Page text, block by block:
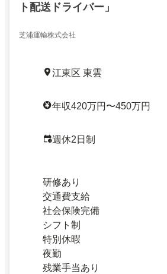
ト配送ドライバー」
芝浦運輸株式会社
江東区 東雲
年収420万円〜450万円
週休2日制
研修あり
交通費支給
社会保険完備
シフト制
特別休暇
夜勤
残業手当あり